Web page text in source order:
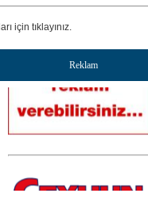
üyeler çalışmalarınızda başarılar
geçen herkese çok teşekkür
için tıklayınız.
Reklam